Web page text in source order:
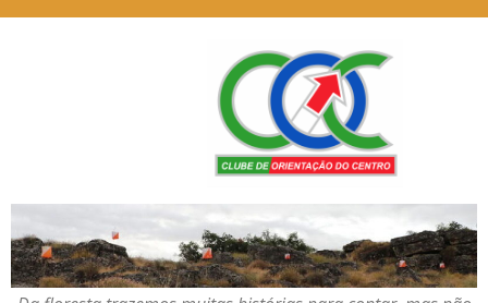
COC – CLUBE DE
ORIENTAÇÃO DO
CENTRO
Da floresta trazemos
muitas histórias para
contar, mas não deixamos
mais que algumas
pegadas